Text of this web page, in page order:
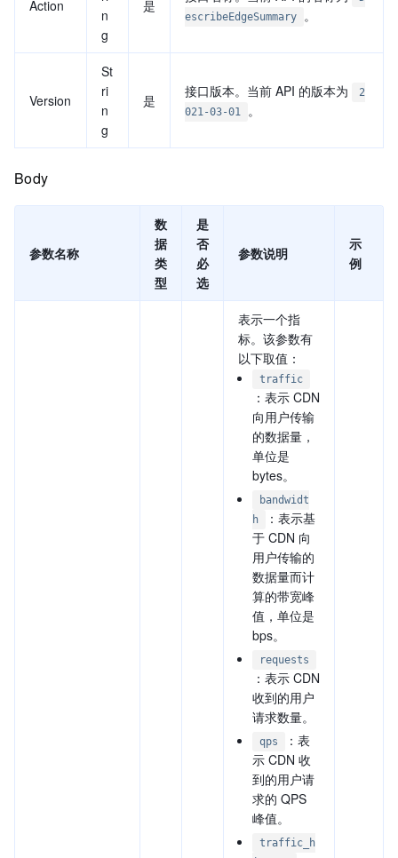
Action
n
g
是
escribeEdgeSummary
。
Version
St
ri
n
g
是
接口版本。当前 API 的版本为
2
021-03-01
。
Body
参数名称
数
据
类
型
是
否
必
选
参数说明
示
例
表示一个指
标。该参数有
以下取值：
traffic
：表示 CDN
向用户传输
的数据量，
单位是
bytes。
bandwidt
h
：表示基
于 CDN 向
用户传输的
数据量而计
算的带宽峰
值，单位是
bps。
requests
：表示 CDN
收到的用户
请求数量。
qps
：表
示 CDN 收
到的用户请
求的 QPS
峰值。
traffic_h